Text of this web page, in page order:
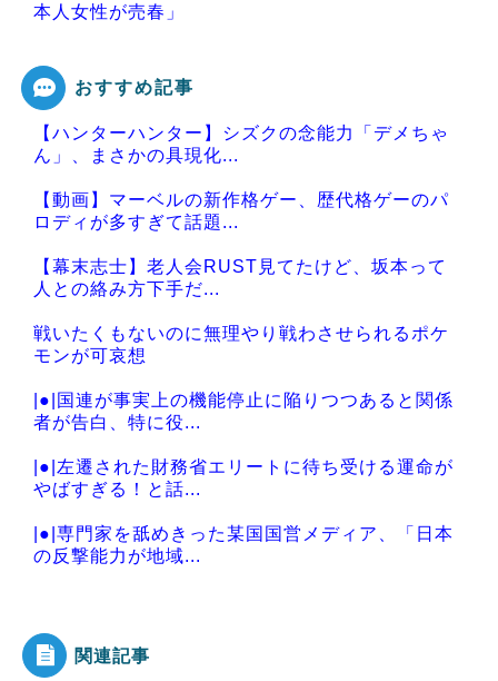
本人女性が売春」
Powered by livedoor 相互RSS
おすすめ記事
【ハンターハンター】シズクの念能力「デメちゃ
ん」、まさかの具現化...
【動画】マーベルの新作格ゲー、歴代格ゲーのパ
ロディが多すぎて話題...
【幕末志士】老人会RUST見てたけど、坂本って
人との絡み方下手だ...
戦いたくもないのに無理やり戦わさせられるポケ
モンが可哀想
|●|国連が事実上の機能停止に陥りつつあると関係
者が告白、特に役...
|●|左遷された財務省エリートに待ち受ける運命が
やばすぎる！と話...
|●|専門家を舐めきった某国国営メディア、「日本
の反撃能力が地域...
関連記事